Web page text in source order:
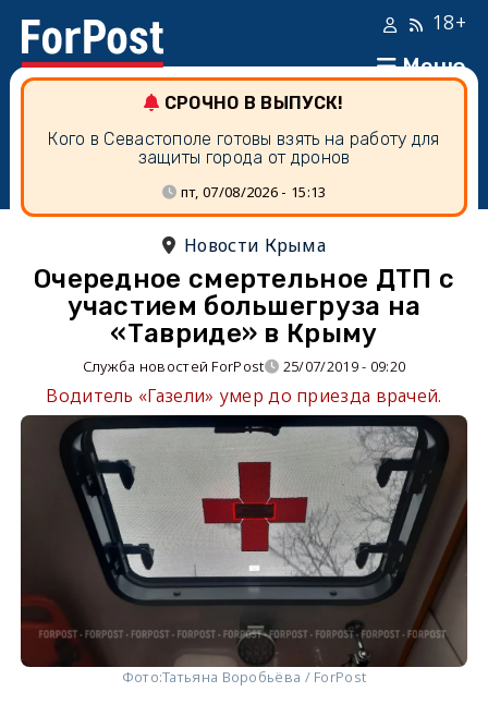
Меню
18+
СРОЧНО В ВЫПУСК!
Кого в Севастополе готовы взять на работу для
защиты города от дронов
пт, 07/08/2026 - 15:13
Новости Крыма
Очередное смертельное ДТП с
участием большегруза на
«Тавриде» в Крыму
Служба новостей ForPost 25/07/2019 - 09:20
Водитель «Газели» умер до приезда врачей.
Фото:Татьяна Воробьёва / ForPost